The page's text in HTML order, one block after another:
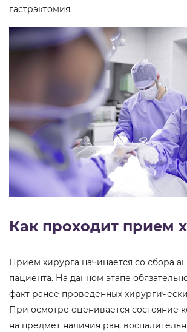
гастрэктомия.
Как проходит прием
Прием хирурга начинается со сбора
пациента. На данном этапе
факт ранее проведенных
При осмотре оценивается состояние
на предмет наличия ран,